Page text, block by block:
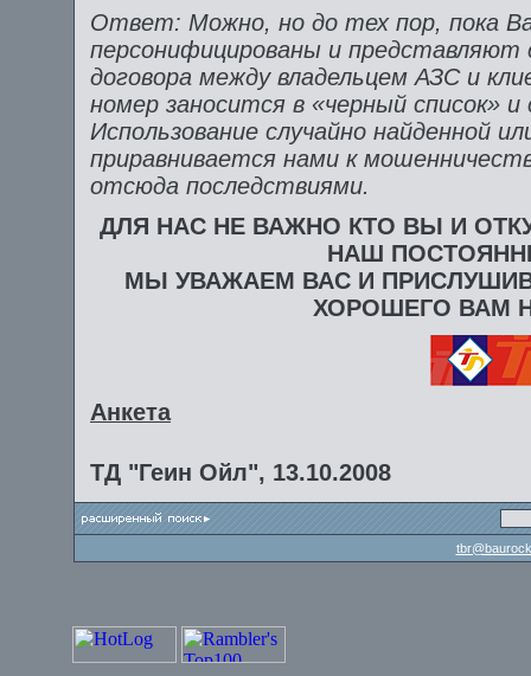
Ответ: Можно, но до тех пор, пока
персонифицированы и представляют
договора между владельцем АЗС и
номер заносится в «черный список»
Использование случайно найденной
приравнивается нами к
отсюда последствиями.
ДЛЯ НАС НЕ ВАЖНО КТО ВЫ И
НАШ
МЫ УВАЖАЕМ ВАС И
ХОРОШЕГО ВАМ
Анкета
ТД "Геин Ойл", 13.10.2008